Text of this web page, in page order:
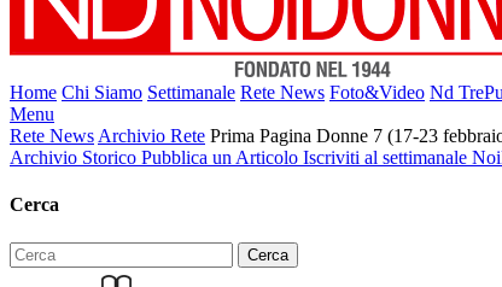
Home Chi Siamo Settimanale Rete News Foto&Video Nd
Menu
Rete News Archivio Rete Prima Pagina Donne 7 (17-23
Archivio Storico Pubblica un Articolo Iscriviti al settimanale
Cerca